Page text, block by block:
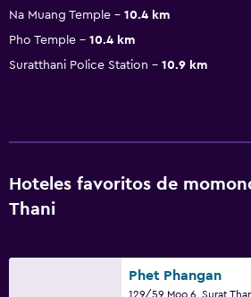
Na Muang Temple
10.4 km
Pho Temple
10.4 km
Suratthani Police Station
10.9 km
Hoteles favoritos de
Thani
Phet Phangan
129/59 Moo 6, Surat